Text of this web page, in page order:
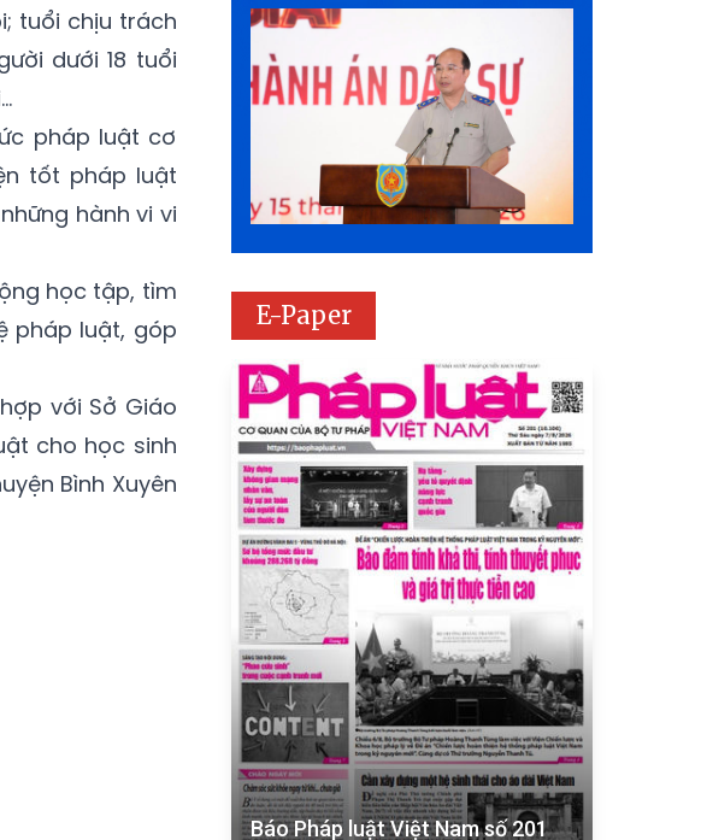
tuổi chịu trách
dưới 18 tuổi
pháp luật cơ
tốt pháp luật
hành vi vi
học tập, tìm
pháp luật, góp
với Sở Giáo
cho học sinh
Bình Xuyên
E-Paper
Báo Pháp luật Việt Nam số 201